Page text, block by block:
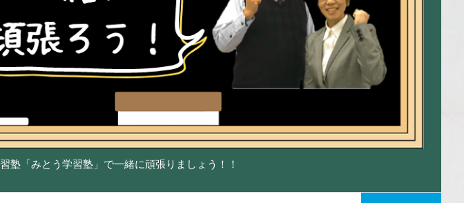
「みとう学習塾」で一緒に頑張りましょう！！